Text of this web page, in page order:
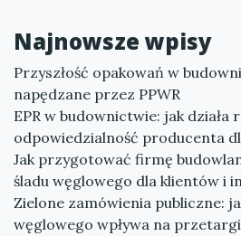
Najnowsze wpisy
Przyszłość opakowań w
napędzane przez PPWR
EPR w budownictwie: jak działa
odpowiedzialność producenta
Jak przygotować firmę
śladu węglowego dla klientów i
Zielone zamówienia publiczne:
węglowego wpływa na przetargi